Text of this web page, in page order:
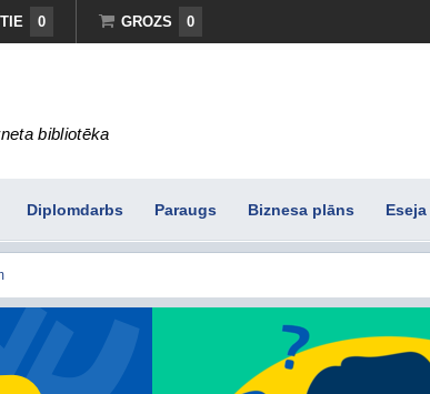
0 GROZS 0
bibliotēka
Diplomdarbs Paraugs Biznesa plāns Eseja